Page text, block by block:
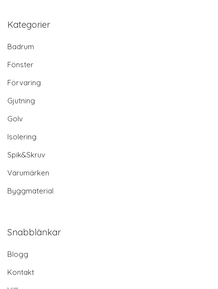
Kategorier
Badrum
Fönster
Förvaring
Gjutning
Golv
Isolering
Spik&Skruv
Varumärken
Byggmaterial
Snabblänkar
Blogg
Kontakt